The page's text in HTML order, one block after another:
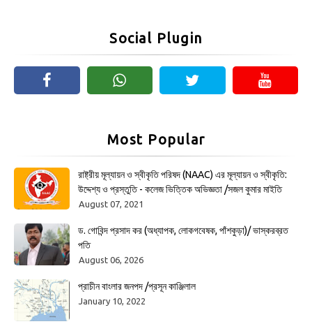
Social Plugin
Most Popular
রাষ্ট্রীয় মূল্যায়ন ও স্বীকৃতি পরিষদ (NAAC) এর মূল্যায়ন ও স্বীকৃতি:
উদ্দেশ্য ও প্রস্তুতি - কলেজ ভিত্তিক অভিজ্ঞতা /সজল কুমার মাইতি
August 07, 2021
ড. গোবিন্দ প্রসাদ কর (অধ্যাপক, লোকগবেষক, পাঁশকুড়া)/ ভাস্করব্রত
পতি
August 06, 2026
প্রাচীন বাংলার জনপদ /প্রসূন কাঞ্জিলাল
January 10, 2022